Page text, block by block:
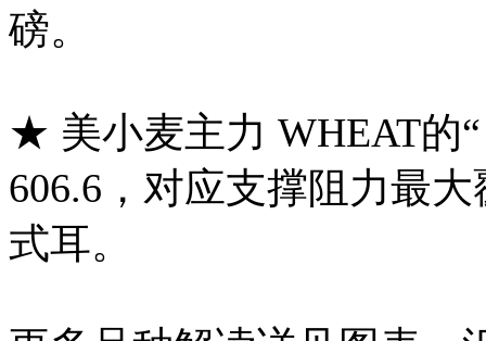
磅。
★ 美小麦主力 WHEAT的
606.6，对应支撑阻力最
式耳。